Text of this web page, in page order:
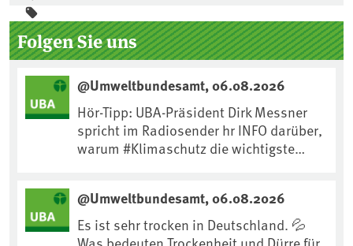
Seitenleiste
Folgen Sie uns
@Umweltbundesamt, 06.08.2026
Hör-Tipp: UBA-Präsident Dirk Messner
spricht im Radiosender hr INFO darüber,
warum #Klimaschutz die wichtigste
https://www.ardsounds.de/episode/urn
:ard:episode:0e7cf1c4b819c26d/
@Umweltbundesamt, 06.08.2026
Es ist sehr trocken in Deutschland. 💦